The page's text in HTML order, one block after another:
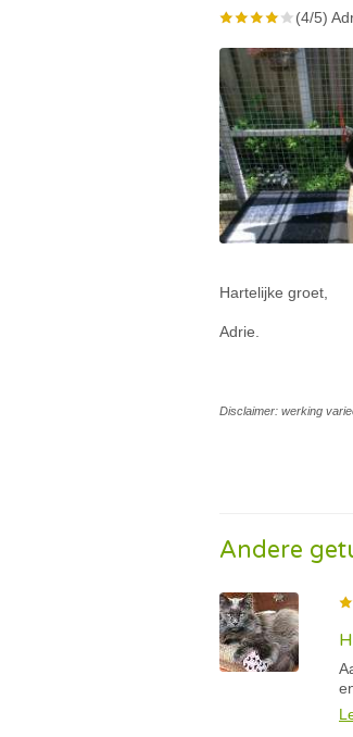
(4/5)
Hartelijke groet,
Adrie.
Disclaimer: werking
Andere